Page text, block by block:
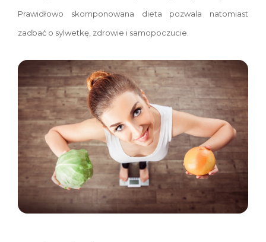
Prawidłowo skomponowana dieta pozwala natomiast
zadbać o sylwetkę, zdrowie i samopoczucie.